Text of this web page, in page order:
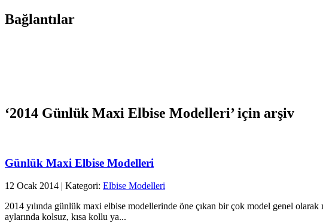
Bağlantılar
‘2014 Günlük Maxi Elbise Modelleri’ için arşiv
Günlük Maxi Elbise Modelleri
12 Ocak 2014 | Kategori: Elbise Modelleri
2014 yılında günlük maxi elbise modellerinde öne çıkan bir çok model genel
aylarında kolsuz, kısa kollu ya...